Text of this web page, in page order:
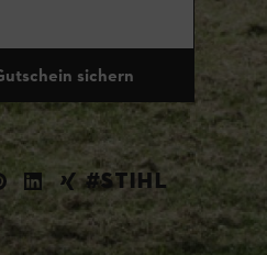
sichern
#STIHL